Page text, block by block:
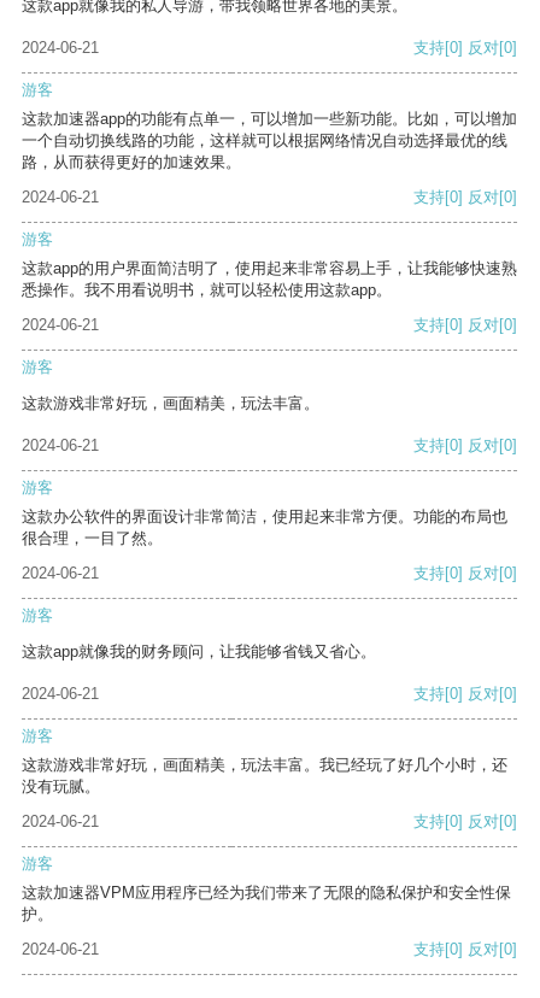
这款app就像我的私人导游，带我领略世界各地的美景。
2024-06-21 支持[0] 反对[0]
游客
这款加速器app的功能有点单一，可以增加一些新功能。比如，可以增加
一个自动切换线路的功能，这样就可以根据网络情况自动选择最优的线
路，从而获得更好的加速效果。
2024-06-21
支持[0] 反对[0]
游客
这款app的用户界面简洁明了，使用起来非常容易上手，让我能够快速熟
悉操作。我不用看说明书，就可以轻松使用这款app。
2024-06-21
支持[0] 反对[0]
游客
这款游戏非常好玩，画面精美，玩法丰富。
2024-06-21 支持[0] 反对[0]
游客
这款办公软件的界面设计非常简洁，使用起来非常方便。功能的布局也
很合理，一目了然。
2024-06-21
支持[0] 反对[0]
游客
这款app就像我的财务顾问，让我能够省钱又省心。
2024-06-21 支持[0] 反对[0]
游客
这款游戏非常好玩，画面精美，玩法丰富。我已经玩了好几个小时，还
没有玩腻。
2024-06-21
支持[0] 反对[0]
游客
这款加速器VPM应用程序已经为我们带来了无限的隐私保护和安全性保
护。
2024-06-21
支持[0] 反对[0]